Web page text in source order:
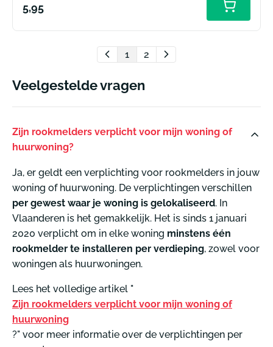
Normale
5,95
1 2
Veelgestelde vragen
Zijn rookmelders verplicht voor mijn woning of
huurwoning?
Ja, er geldt een verplichting voor rookmelders in jouw
woning of huurwoning. De verplichtingen verschillen
per gewest waar je woning is gelokaliseerd. In
Vlaanderen is het gemakkelijk. Het is sinds 1 januari
2020 verplicht om in elke woning minstens één
rookmelder te installeren per verdieping, zowel voor
woningen als huurwoningen.
Lees het volledige artikel "
Zijn rookmelders verplicht voor mijn woning of
huurwoning
?" voor meer informatie over de verplichtingen per